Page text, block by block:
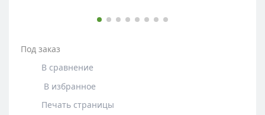
Под заказ
В сравнение
В избранное
Печать страницы